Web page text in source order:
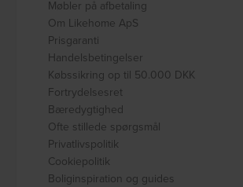
Møbler på afbetaling
Om Likehome ApS
Prisgaranti
Handelsbetingelser
Købssikring op til 50.000 DKK
Fortrydelsesret
Bæredygtighed
Ofte stillede spørgsmål
Privatlivspolitik
Cookiepolitik
Boliginspiration og guides